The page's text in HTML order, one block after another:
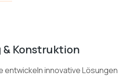
Konstruktion
entwickeln innovative Lösungen